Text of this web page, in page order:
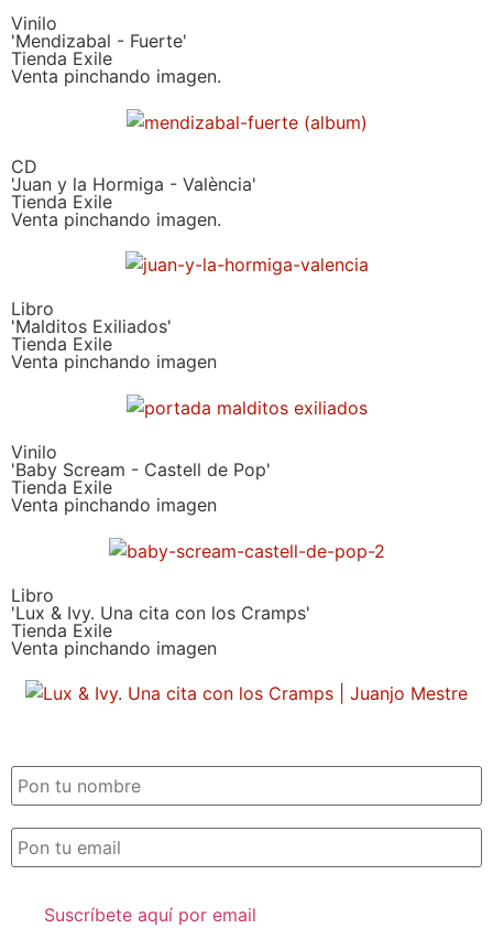
Vinilo
'Mendizabal - Fuerte'
Tienda Exile
Venta pinchando imagen.
CD
'Juan y la Hormiga - València'
Tienda Exile
Venta pinchando imagen.
Libro
'Malditos Exiliados'
Tienda Exile
Venta pinchando imagen
Vinilo
'Baby Scream - Castell de Pop'
Tienda Exile
Venta pinchando imagen
Libro
'Lux & Ivy. Una cita con los Cramps'
Tienda Exile
Venta pinchando imagen